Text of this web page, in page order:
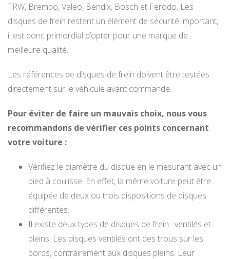
TRW, Brembo, Valeo, Bendix, Bosch et Ferodo. Les
disques de frein restent un élément de sécurité important,
il est donc primordial d’opter pour une marque de
meilleure qualité.
Les références de disques de frein doivent être testées
directement sur le véhicule avant commande.
Pour éviter de faire un mauvais choix, nous vous
recommandons de vérifier ces points concernant
votre voiture :
Vérifiez le diamètre du disque en le mesurant avec un
pied à coulisse. En effet, la même voiture peut être
équipée de deux ou trois dispositions de disques
différentes.
Il existe deux types de disques de frein : ventilés et
pleins. Les disques ventilés ont des trous sur les
bords, contrairement aux disques pleins. Leur